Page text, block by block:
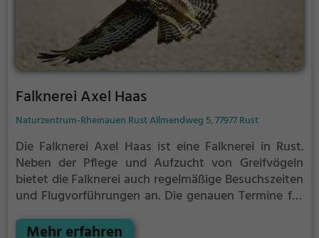
Falknerei Axel Haas
Naturzentrum-Rheinauen Rust Allmendweg 5, 77977 Rust
Die Falknerei Axel Haas ist eine Falknerei in Rust.
Neben der Pflege und Aufzucht von Greifvögeln
bietet die Falknerei auch regelmäßige Besuchszeiten
und Flugvorführungen an. Die genauen Termine für
Mehr erfahren